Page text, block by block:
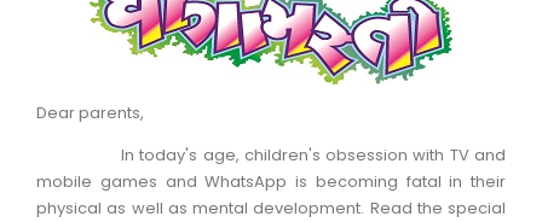
ABOUT US
CONTACT US
Dear parents,
In today's age, children's obsession with TV and
mobile games and WhatsApp is becoming fatal in their
physical as well as mental development. Read the special